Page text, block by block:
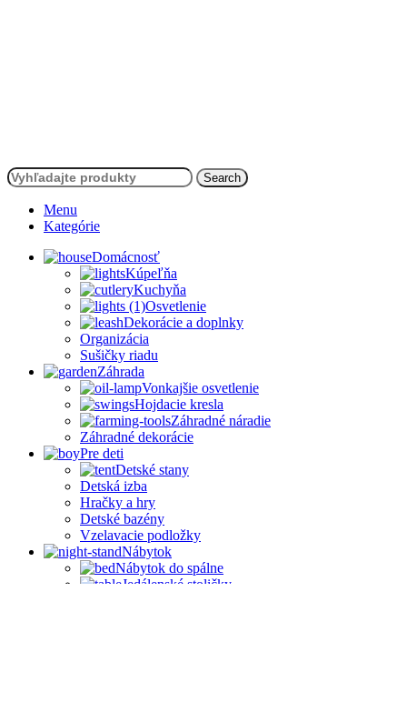
Search
Menu
Kategórie
Domácnosť
Kúpeľňa
Kuchyňa
Osvetlenie
Dekorácie a doplnky
Organizácia
Sušičky riadu
Záhrada
Vonkajšie osvetlenie
Hojdacie kresla
Záhradné náradie
Záhradné dekorácie
Pre deti
Detské stany
Detská izba
Hračky a hry
Detské bazény
Vzelavacie podložky
Nábytok
Nábytok do spálne
Jedálenské stoličky